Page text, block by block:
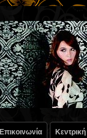
Επικοινωνία Κεντρική